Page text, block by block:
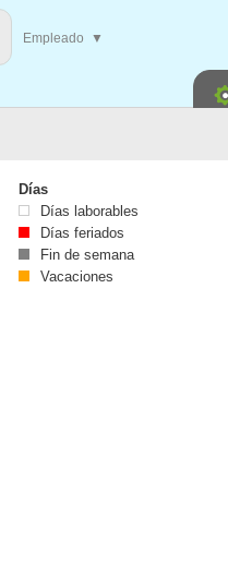
Empleado ▼
Días
Días laborables
Días feriados
Fin de semana
Vacaciones